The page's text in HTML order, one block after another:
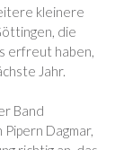
kleinere
die
erfreut haben,
Jahr.
Band
Dagmar,